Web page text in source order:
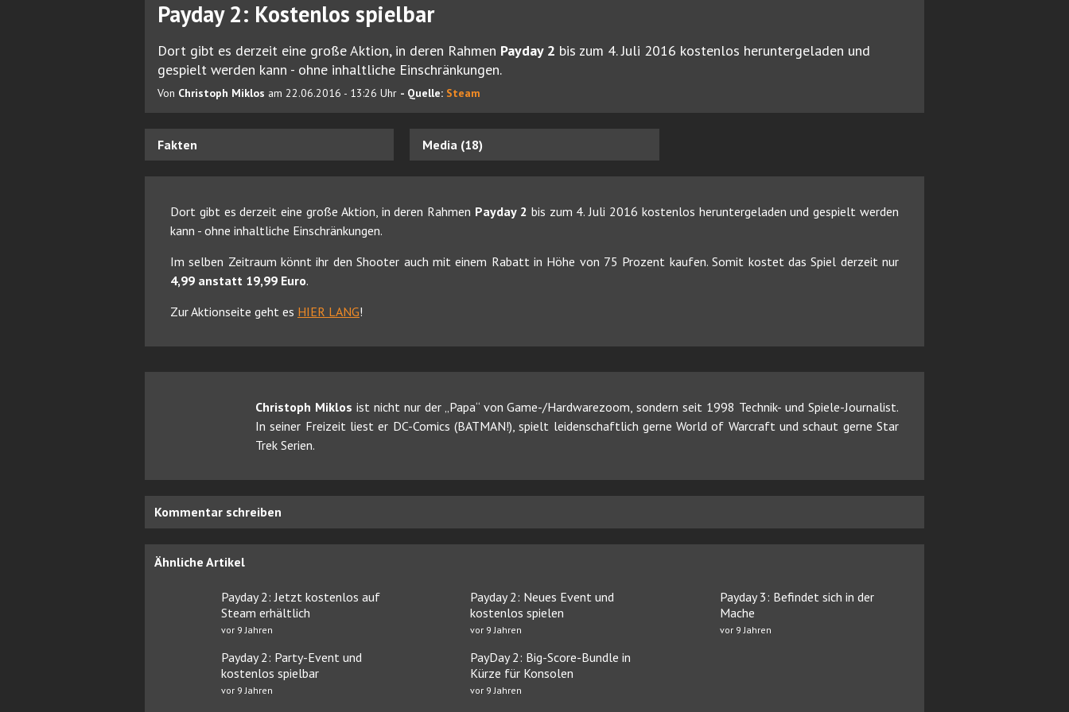
Payday 2: Kostenlos spielbar
Dort gibt es derzeit eine große Aktion, in deren Rahmen Payday 2 bis zum 4. Juli 2016 kostenlos heruntergeladen und
gespielt werden kann - ohne inhaltliche Einschränkungen.
Von Christoph Miklos am 22.06.2016 - 13:26 Uhr - Quelle: Steam
Fakten Media (18)
Dort gibt es derzeit eine große Aktion, in deren Rahmen Payday 2 bis zum 4. Juli 2016 kostenlos heruntergeladen und gespielt werden
kann - ohne inhaltliche Einschränkungen.
Im selben Zeitraum könnt ihr den Shooter auch mit einem Rabatt in Höhe von 75 Prozent kaufen. Somit kostet das Spiel derzeit nur
4,99 anstatt 19,99 Euro.
Zur Aktionseite geht es HIER LANG!
Christoph Miklos ist nicht nur der „Papa“ von Game-/Hardwarezoom, sondern seit 1998 Technik- und Spiele-Journalist.
In seiner Freizeit liest er DC-Comics (BATMAN!), spielt leidenschaftlich gerne World of Warcraft und schaut gerne Star
Trek Serien.
Kommentar schreiben
Ähnliche Artikel
Payday 2: Jetzt kostenlos auf
Steam erhältlich
vor 9 Jahren
Payday 2: Neues Event und
kostenlos spielen
vor 9 Jahren
Payday 3: Befindet sich in der
Mache
vor 9 Jahren
Payday 2: Party-Event und
kostenlos spielbar
vor 9 Jahren
PayDay 2: Big-Score-Bundle in
Kürze für Konsolen
vor 9 Jahren